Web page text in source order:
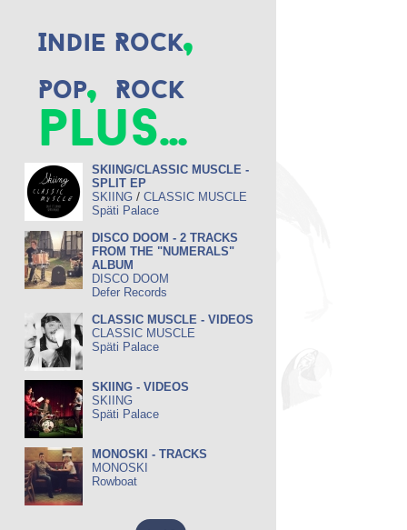
Indie Rock,
Pop, Rock
plus...
SKIING/CLASSIC MUSCLE -
SPLIT EP
SKIING / CLASSIC MUSCLE
Späti Palace
DISCO DOOM - 2 TRACKS
FROM THE "NUMERALS"
ALBUM
DISCO DOOM
Defer Records
CLASSIC MUSCLE - VIDEOS
CLASSIC MUSCLE
Späti Palace
SKIING - VIDEOS
SKIING
Späti Palace
MONOSKI - TRACKS
MONOSKI
Rowboat